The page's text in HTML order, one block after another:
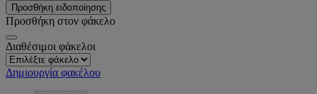
Προσθήκη ειδοποίησης
Προσθήκη στον φάκελο
Διαθέσιμοι φάκελοι
Δημιουργία φακέλου